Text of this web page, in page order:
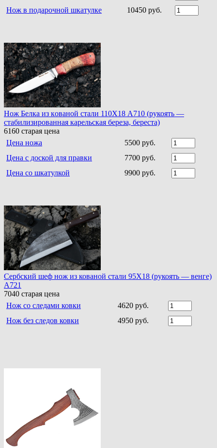
Нож в подарочной шкатулке
10450 руб.
Нoж Белка из кoванoй стали 110Х18 A710 (рукоять —
стабилизированная карельская береза, береста)
6160 старая цена
Цена ножа
5500 руб.
Цена с доской для правки
7700 руб.
Цена со шкатулкой
9900 руб.
Сербский шеф нож из кованой стали 95Х18 (рукоять — венге)
A721
7040 старая цена
Нож со следами ковки
4620 руб.
Нож без следов ковки
4950 руб.